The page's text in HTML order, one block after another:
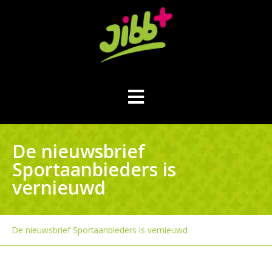
De nieuwsbrief
Sportaanbieders is
vernieuwd
De nieuwsbrief Sportaanbieders is vernieuwd